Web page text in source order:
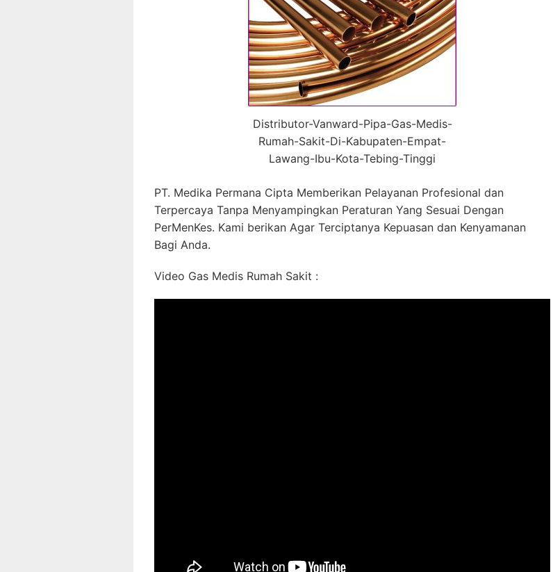
Distributor-Vanward-Pipa-Gas-Medis-
Rumah-Sakit-Di-Kabupaten-Empat-
Lawang-Ibu-Kota-Tebing-Tinggi
PT. Medika Permana Cipta Memberikan Pelayanan Profesional dan
Terpercaya Tanpa Menyampingkan Peraturan Yang Sesuai Dengan
PerMenKes. Kami berikan Agar Terciptanya Kepuasan dan Kenyamanan
Bagi Anda.
Video Gas Medis Rumah Sakit :